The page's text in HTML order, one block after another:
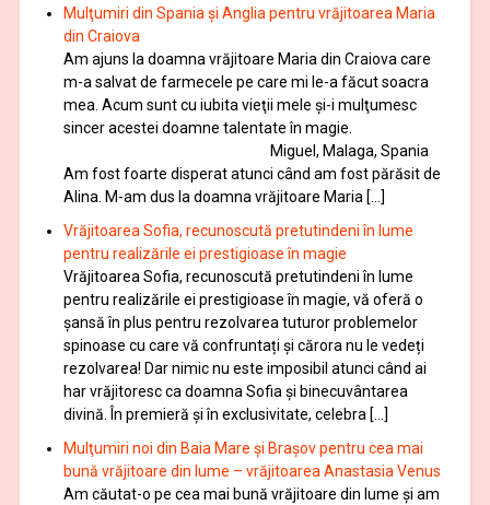
Mulţumiri din Spania şi Anglia pentru vrăjitoarea Maria
din Craiova
Am ajuns la doamna vrăjitoare Maria din Craiova care
m-a salvat de farmecele pe care mi le-a făcut soacra
mea. Acum sunt cu iubita vieţii mele şi-i mulţumesc
sincer acestei doamne talentate în magie.
Miguel, Malaga, Spania
Am fost foarte disperat atunci când am fost părăsit de
Alina. M-am dus la doamna vrăjitoare Maria […]
Vrăjitoarea Sofia, recunoscută pretutindeni în lume
pentru realizările ei prestigioase în magie
Vrăjitoarea Sofia, recunoscută pretutindeni în lume
pentru realizările ei prestigioase în magie, vă oferă o
şansă în plus pentru rezolvarea tuturor problemelor
spinoase cu care vă confruntați și cărora nu le vedeți
rezolvarea! Dar nimic nu este imposibil atunci când ai
har vrăjitoresc ca doamna Sofia şi binecuvântarea
divină. În premieră şi în exclusivitate, celebra […]
Mulţumiri noi din Baia Mare și Brașov pentru cea mai
bună vrăjitoare din lume – vrăjitoarea Anastasia Venus
Am căutat-o pe cea mai bună vrăjitoare din lume și am